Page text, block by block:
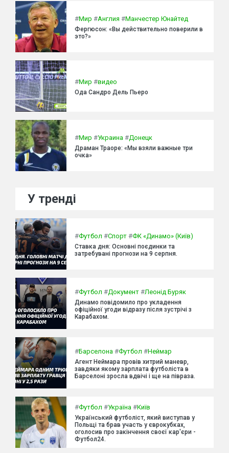
#Мир #Англия #Манчестер Юнайтед
Фергюсон: «Вы действительно поверили в
это?»
#Мир #видео
Ода Сандро Дель Пьеро
#Мир #Украина #Донецк
Драман Траоре: «Мы взяли важные три
очка»
У тренді
#Футбол #Спорт #ФК «Динамо» (Київ)
Ставка дня: Основні поєдинки та
затребувані прогнози на 9 серпня.
#Футбол #Документ #Леонід Буряк
Динамо повідомило про укладення
офіційної угоди відразу після зустрічі з
Карабахом.
#Барселона #Футбол #Неймар
Агент Неймара провів хитрий маневр,
завдяки якому зарплата футболіста в
Барселоні зросла вдвічі і ще на півраза.
#Футбол #Україна #Київ
Український футболіст, який виступав у
Польщі та брав участь у єврокубках,
оголосив про закінчення своєї кар'єри -
Футбол24.